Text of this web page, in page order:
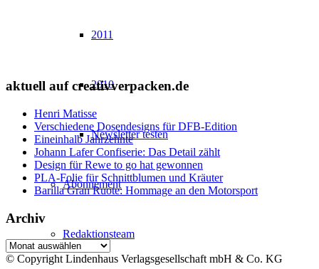
2011
2010
Newsletter testen
Abonnement
Redaktionsteam
aktuell auf creativverpacken.de
Henri Matisse
Verschiedene Dosendesigns für DFB-Edition
Eineinhalb Jahrzehnte
Johann Lafer Confiserie: Das Detail zählt
Design für Rewe to go hat gewonnen
PLA-Folie für Schnittblumen und Kräuter
Barilla Gran Ruote: Hommage an den Motorsport
Archiv
Archiv
© Copyright Lindenhaus Verlagsgesellschaft mbH & Co. KG